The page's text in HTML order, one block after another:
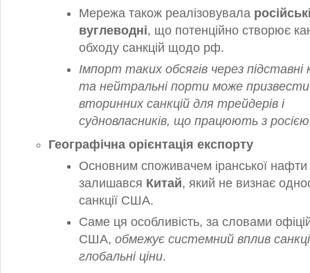
Мережа також реалізовувала
вуглеводні, що потенційно створює
обходу санкцій щодо рф.
Імпорт таких обсягів через підставні
та нейтральні порти може
вторинних санкцій для трейдерів і
судновласників, що працюють з
Географічна орієнтація експорту
Основним споживачем іранської нафти
залишався Китай, який не визнає
санкції США.
Саме ця особливість, за словами
США, обмежує системний вплив
глобальні ціни.